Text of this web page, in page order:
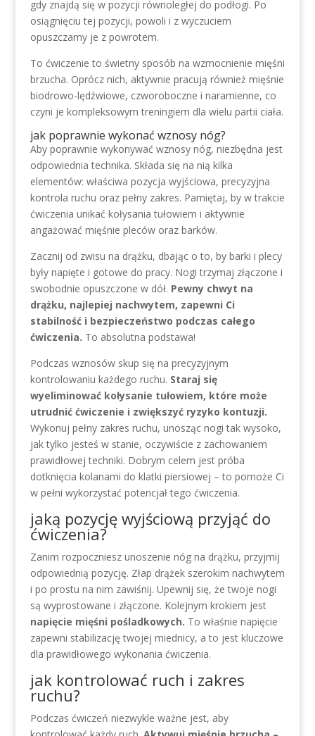
gdy znajdą się w pozycji równoległej do podłogi. Po
osiągnięciu tej pozycji, powoli i z wyczuciem
opuszczamy je z powrotem.
To ćwiczenie to świetny sposób na wzmocnienie mięśni
brzucha. Oprócz nich, aktywnie pracują również mięśnie
biodrowo-lędźwiowe, czworoboczne i naramienne, co
czyni je kompleksowym treningiem dla wielu partii ciała.
jak poprawnie wykonać wznosy nóg?
Aby poprawnie wykonywać wznosy nóg, niezbędna jest
odpowiednia technika. Składa się na nią kilka
elementów: właściwa pozycja wyjściowa, precyzyjna
kontrola ruchu oraz pełny zakres. Pamiętaj, by w trakcie
ćwiczenia unikać kołysania tułowiem i aktywnie
angażować mięśnie pleców oraz barków.
Zacznij od zwisu na drążku, dbając o to, by barki i plecy
były napięte i gotowe do pracy. Nogi trzymaj złączone i
swobodnie opuszczone w dół. Pewny chwyt na
drążku, najlepiej nachwytem, zapewni Ci
stabilność i bezpieczeństwo podczas całego
ćwiczenia. To absolutna podstawa!
Podczas wznosów skup się na precyzyjnym
kontrolowaniu każdego ruchu. Staraj się
wyeliminować kołysanie tułowiem, które może
utrudnić ćwiczenie i zwiększyć ryzyko kontuzji.
Wykonuj pełny zakres ruchu, unosząc nogi tak wysoko,
jak tylko jesteś w stanie, oczywiście z zachowaniem
prawidłowej techniki. Dobrym celem jest próba
dotknięcia kolanami do klatki piersiowej – to pomoże Ci
w pełni wykorzystać potencjał tego ćwiczenia.
jaką pozycję wyjściową przyjąć do
ćwiczenia?
Zanim rozpoczniesz unoszenie nóg na drążku, przyjmij
odpowiednią pozycję. Złap drążek szerokim nachwytem
i po prostu na nim zawiśnij. Upewnij się, że twoje nogi
są wyprostowane i złączone. Kolejnym krokiem jest
napięcie mięśni pośladkowych. To właśnie napięcie
zapewni stabilizację twojej miednicy, a to jest kluczowe
dla prawidłowego wykonania ćwiczenia.
jak kontrolować ruch i zakres
ruchu?
Podczas ćwiczeń niezwykle ważne jest, aby